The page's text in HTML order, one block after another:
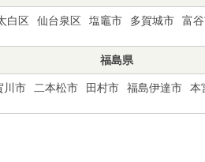
白区 仙台泉区 塩竈市 多賀城市 富
福島県
川市 二本松市 田村市 福島伊達市 本